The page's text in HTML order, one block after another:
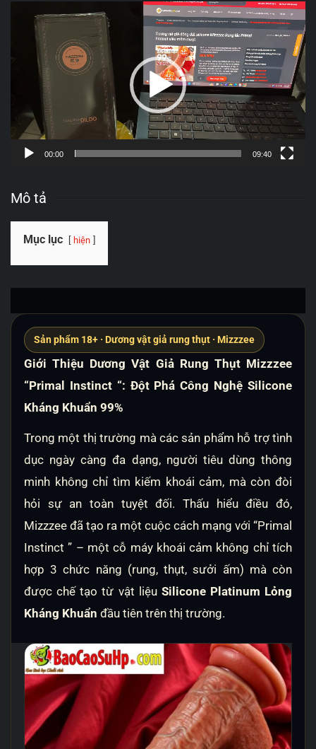
00:00 09:40
Mô tả
Mục lục hiện
Sản phẩm 18+ · Dương vật giả rung thụt · Mizzzee
Giới Thiệu Dương Vật Giả Rung Thụt Mizzzee
“Primal Instinct “: Đột Phá Công Nghệ Silicone
Kháng Khuẩn 99%
Trong một thị trường mà các sản phẩm hỗ trợ tình
dục ngày càng đa dạng, người tiêu dùng thông
minh không chỉ tìm kiếm khoái cảm, mà còn đòi
hỏi sự an toàn tuyệt đối. Thấu hiểu điều đó,
Mizzzee đã tạo ra một cuộc cách mạng với “Primal
Instinct ” – một cỗ máy khoái cảm không chỉ tích
hợp 3 chức năng (rung, thụt, sưởi ấm) mà còn
được chế tạo từ vật liệu Silicone Platinum Lỏng
Kháng Khuẩn đầu tiên trên thị trường.